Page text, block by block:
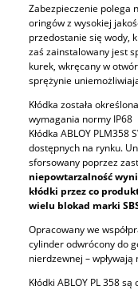
Zabezpieczenie polega
oringów z wysokiej
przedostanie się wody,
zaś zainstalowany jest
kurek, wkręcany w
sprężynie
Kłódka została
wymagania normy IP68
Kłódka ABLOY PLM358
dostępnych na rynku.
sforsowany poprzez
niepowtarzalność
kłódki przez co
wielu blokad marki
Opracowany we
cylinder odwrócony do
nierdzewnej –
Kłódki ABLOY PL 358